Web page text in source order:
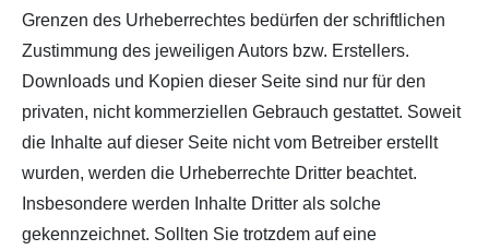
Grenzen des Urheberrechtes bedürfen der schriftlichen
Zustimmung des jeweiligen Autors bzw. Erstellers.
Downloads und Kopien dieser Seite sind nur für den
privaten, nicht kommerziellen Gebrauch gestattet. Soweit
die Inhalte auf dieser Seite nicht vom Betreiber erstellt
wurden, werden die Urheberrechte Dritter beachtet.
Insbesondere werden Inhalte Dritter als solche
gekennzeichnet. Sollten Sie trotzdem auf eine